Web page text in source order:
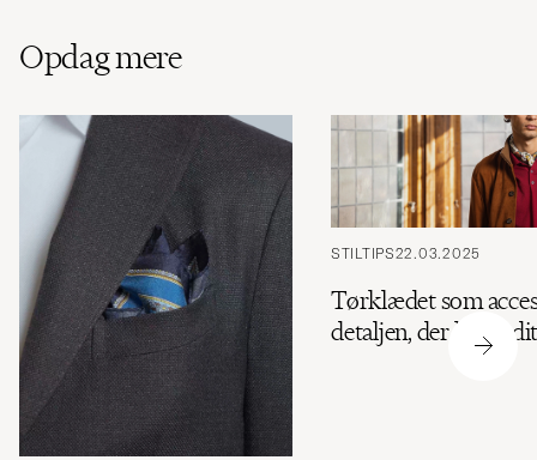
Opdag mere
STILTIPS22.03.2025
Tørklædet som
detaljen, der løfter